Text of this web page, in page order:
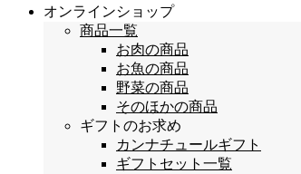
オンラインショップ
商品一覧
お肉の商品
お魚の商品
野菜の商品
そのほかの商品
ギフトのお求め
カンナチュールギフト
ギフトセット一覧